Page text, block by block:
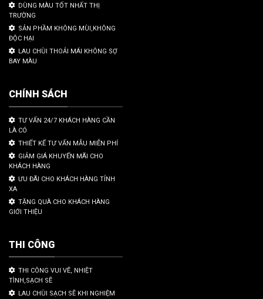
DÙNG MÀU TỐT NHẤT THỊ
TRƯỜNG
SẢN PHẦM KHÔNG MÙI,KHÔNG
ĐỘC HẠI
LAU CHÙI THOẢI MÁI KHÔNG SỢ
BAY MÀU
CHÍNH SÁCH
TƯ VẤN 24/7 KHÁCH HÀNG CẦN
LÀ CÓ
THIẾT KẾ TƯ VẤN MẪU MIỄN PHÍ
GIẢM GIÁ KHUYẾN MÃI CHO
KHÁCH HÀNG
ƯU ĐÃI CHO KHÁCH HÀNG TỈNH
XA
TẶNG QUÀ CHO KHÁCH HÀNG
GIỚI THIỆU
THI CÔNG
THI CÔNG VUI VẼ, NHIỆT
TÌNH,SẠCH SẼ
LAU CHÙI SẠCH SẼ KHI NGHIỆM